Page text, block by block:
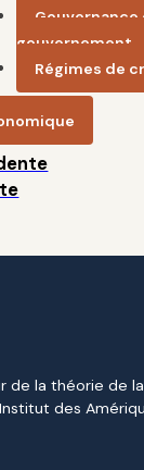
Gouvernance
gouvernement
Régimes de
de la théorie de
des